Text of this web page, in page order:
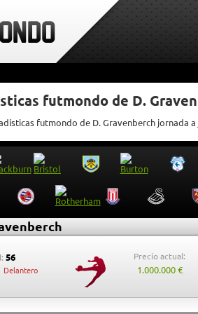
futmondo de D.
futmondo de D. Gravenberch jornada
56
Delantero
Precio actual:
1.000.000 €